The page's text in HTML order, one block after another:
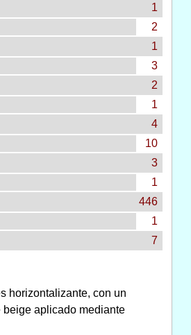
1
2
1
3
2
1
4
10
3
1
446
1
7
horizontalizante, con un
beige aplicado mediante